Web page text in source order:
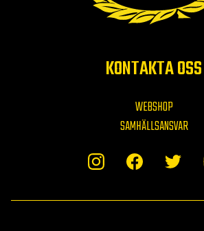
KONTAKTA OSS
WEBSHOP
SAMHÄLLSANSVAR